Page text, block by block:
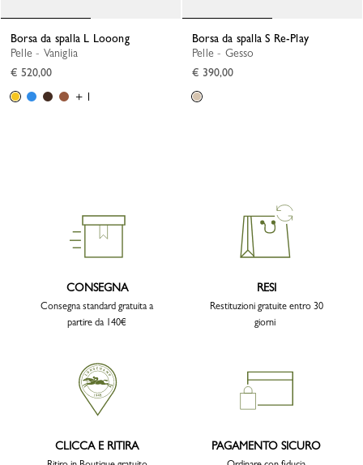
Borsa da spalla L Looong
Pelle - Vaniglia
€ 520,00
+ 1
Borsa da spalla S Re-Play
Pelle - Gesso
€ 390,00
CONSEGNA
Consegna standard gratuita a
partire da 140€
RESI
Restituzioni gratuite entro 30
giorni
CLICCA E RITIRA PAGAMENTO SICURO